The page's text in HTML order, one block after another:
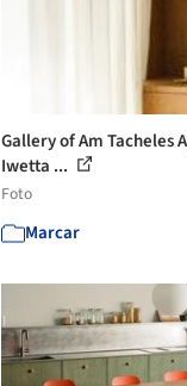
Gallery of Am Tacheles
Iwetta ...
Foto
Marcar